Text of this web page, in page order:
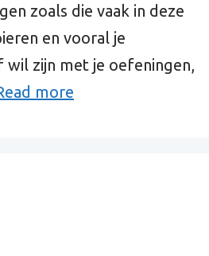
zoals die vaak in deze
en vooral je
zijn met je oefeningen,
more